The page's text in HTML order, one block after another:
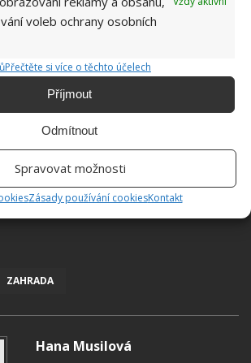
voleb ochrany osobních
Přečtěte si více o těchto účelech
Příjmout
Odmítnout
Spravovat možnosti
Zásady používání cookiesKontakt
ZAHRADA
Hana Musilová